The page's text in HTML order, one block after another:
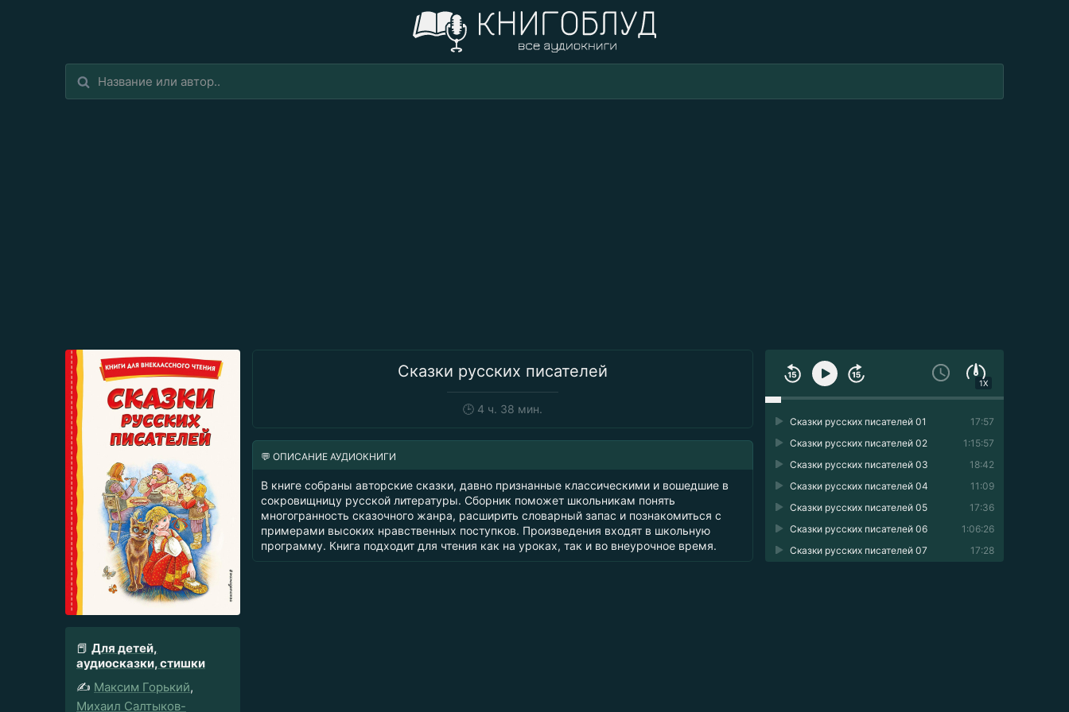
Сказки русских писателей
🕒 4 ч. 38 мин.
📕 Для детей,
аудиосказки, стишки
✍️ Максим Горький,
Михаил Салтыков-
1X
17:57
Сказки русских писателей 01
1:15:57
Сказки русских писателей 02
18:42
Сказки русских писателей 03
11:09
Сказки русских писателей 04
17:36
Сказки русских писателей 05
1:06:26
Сказки русских писателей 06
17:28
Сказки русских писателей 07
💬 ОПИСАНИЕ АУДИОКНИГИ
В книге собраны авторские сказки, давно признанные классическими и вошедшие в
сокровищницу русской литературы. Сборник поможет школьникам понять
многогранность сказочного жанра, расширить словарный запас и познакомиться с
примерами высоких нравственных поступков. Произведения входят в школьную
программу. Книга подходит для чтения как на уроках, так и во внеурочное время.